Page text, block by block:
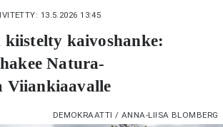
13.5.2026 13:45
kiistelty kaivoshanke:
Natura-
Viiankiaavalle
DEMOKRAATTI / ANNA-LIISA BLOMBERG